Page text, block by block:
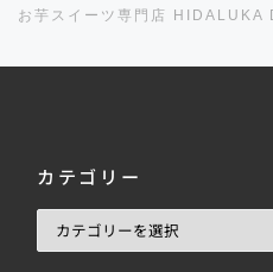
カテゴリー